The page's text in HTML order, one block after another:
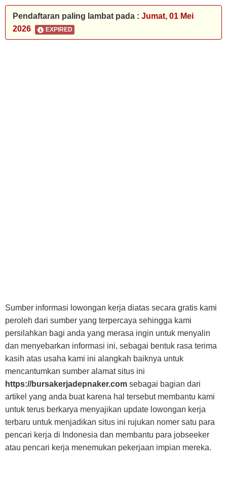
Pendaftaran paling lambat pada : Jumat, 01 Mei
2026
EXPIRED
Sumber informasi lowongan kerja diatas secara gratis kami
peroleh dari sumber yang terpercaya sehingga kami
persilahkan bagi anda yang merasa ingin untuk menyalin
dan menyebarkan informasi ini, sebagai bentuk rasa terima
kasih atas usaha kami ini alangkah baiknya untuk
mencantumkan sumber alamat situs ini
https://bursakerjadepnaker.com sebagai bagian dari
artikel yang anda buat karena hal tersebut membantu kami
untuk terus berkarya menyajikan update lowongan kerja
terbaru untuk menjadikan situs ini rujukan nomer satu para
pencari kerja di Indonesia dan membantu para jobseeker
atau pencari kerja menemukan pekerjaan impian mereka.